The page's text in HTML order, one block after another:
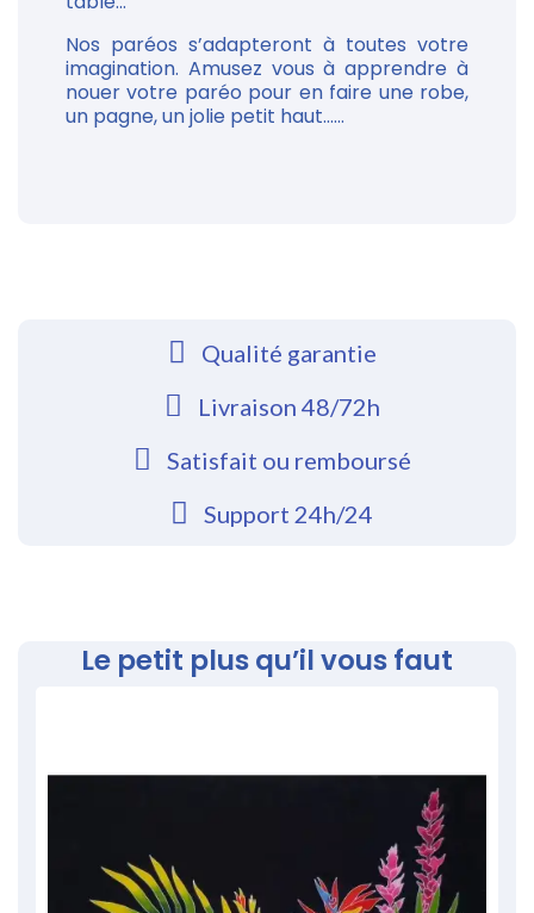
Nos paréos s’adapteront à toutes votre
imagination. Amusez vous à apprendre à
nouer votre paréo pour en faire une robe,
un pagne, un jolie petit haut......
Qualité garantie
Livraison 48/72h
Satisfait ou remboursé
Support 24h/24
Le petit plus qu’il vous faut